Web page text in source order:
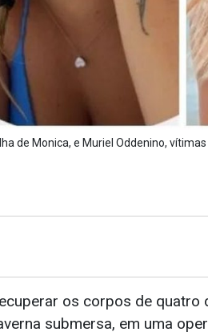
de Monica, e Muriel Oddenino,
os corpos de quatro
submersa, em uma